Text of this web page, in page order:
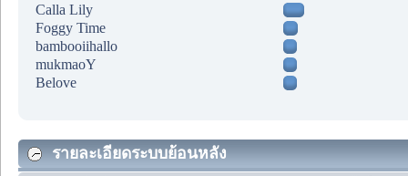
Calla Lily
Foggy Time
bambooiihallo
mukmaoY
Belove
รายละเอียดระบบย้อนหลัง